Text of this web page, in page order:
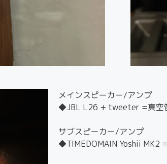
メインスピーカー/アンプ
◆JBL L26 + tweeter =真空
サブスピーカー/アンプ
◆TIMEDOMAIN Yoshii MK2